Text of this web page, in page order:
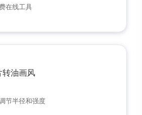
在线工具
转油画风
节半径和强度